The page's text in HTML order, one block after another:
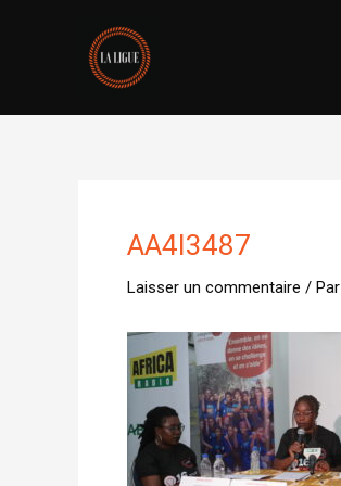
AA4I3487
Laisser un commentaire / Par